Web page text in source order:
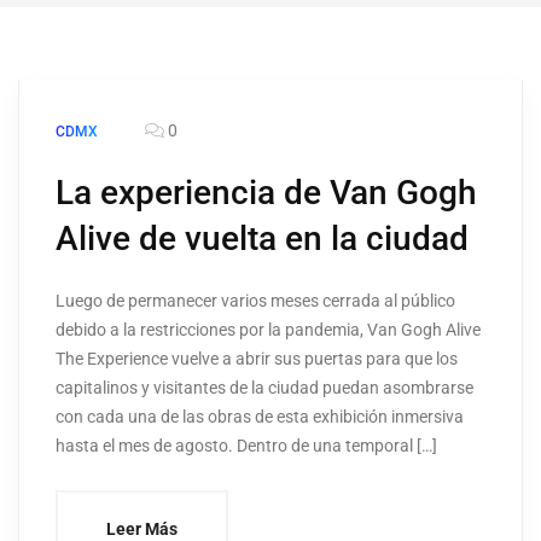
CDMX 0
La experiencia de Van Gogh
Alive de vuelta en la ciudad
Luego de permanecer varios meses cerrada al público
debido a la restricciones por la pandemia, Van Gogh Alive
The Experience vuelve a abrir sus puertas para que los
capitalinos y visitantes de la ciudad puedan asombrarse
con cada una de las obras de esta exhibición inmersiva
hasta el mes de agosto. Dentro de una temporal […]
Leer Más